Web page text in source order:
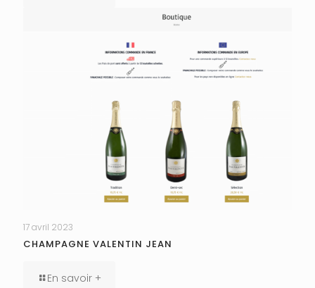
17 avril 2023
CHAMPAGNE VALENTIN JEAN
En savoir +